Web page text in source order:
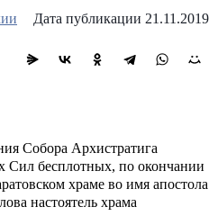
Дата публикации 21.11.2019
Собора Архистратига
бесплотных, по окончании
храме во имя апостола
настоятель храма